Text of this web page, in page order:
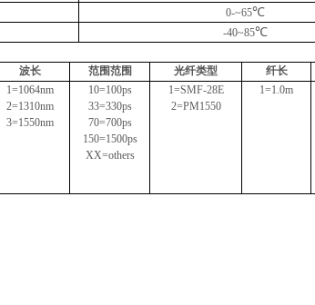
0-~65℃
-40~85℃
波长 范围范围 光纤类型
纤长
1=1064nm
2=1310nm
3=1550nm
10=100ps
33=330ps
70=700ps
150=1500ps
XX=others
1=SMF-28E
2=PM1550
1=1.0m